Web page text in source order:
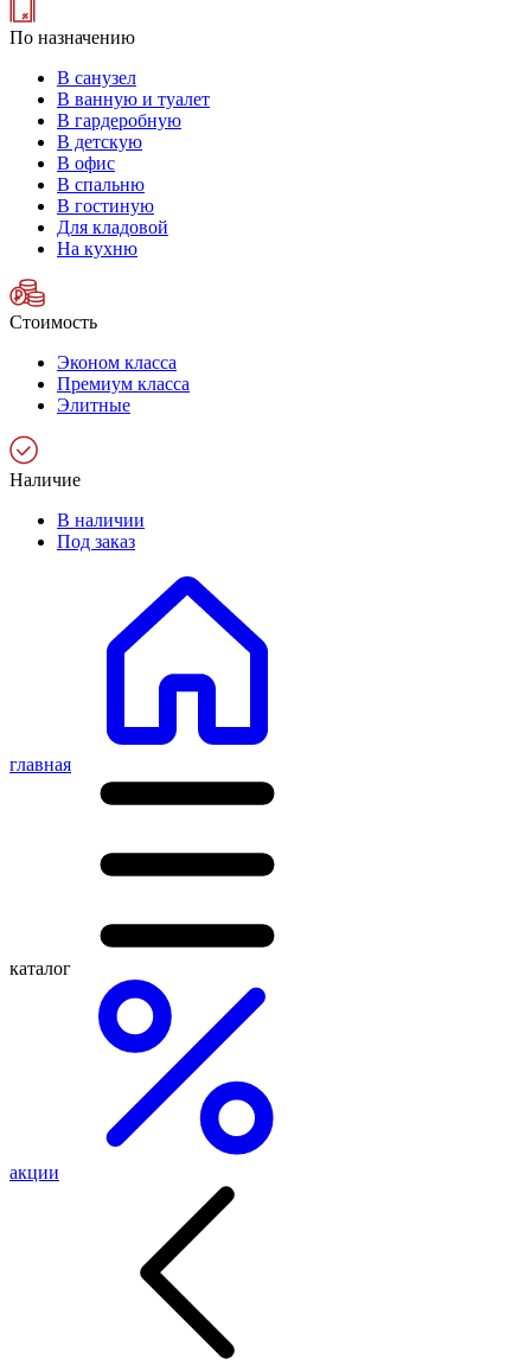
По назначению
В санузел
В ванную и туалет
В гардеробную
В детскую
В офис
В спальню
В гостиную
Для кладовой
На кухню
Стоимость
Эконом класса
Премиум класса
Элитные
Наличие
В наличии
Под заказ
главная
каталог
акции